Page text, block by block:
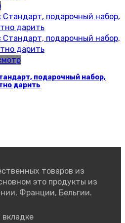
подарочный набор,
дарить
товаров из
это продукты из
Франции, Бельгии.